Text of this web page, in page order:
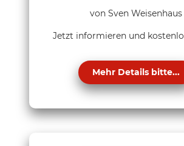
von Sven Weisenhaus
Jetzt informieren und
Mehr Details bitte...